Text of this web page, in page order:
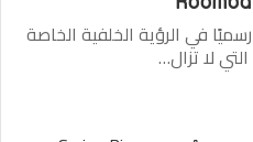
مع بيع Big Spring من Amazon رسميًا في الرؤية الخلفية الخاصة
لا تزال…